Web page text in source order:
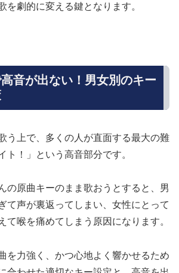
を劇的に変える鍵となります。
音が出ない！男女別のキー
う上で、多くの人が直面する最大の難
ト！」という高音部分です。
の原曲キーのまま歌おうとすると、男
て声が裏返ってしまい、女性にとって
て喉を痛めてしまう原因になります。
を力強く、かつ心地よく響かせるため